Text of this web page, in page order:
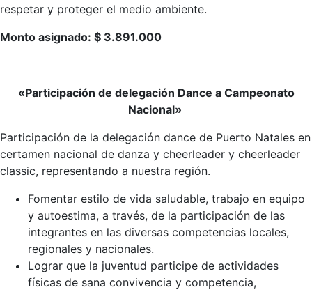
respetar y proteger el medio ambiente.
Monto asignado: $ 3.891.000
«Participación de delegación Dance a Campeonato
Nacional»
Participación de la delegación dance de Puerto Natales en
certamen nacional de danza y cheerleader y cheerleader
classic, representando a nuestra región.
Fomentar estilo de vida saludable, trabajo en equipo
y autoestima, a través, de la participación de las
integrantes en las diversas competencias locales,
regionales y nacionales.
Lograr que la juventud participe de actividades
físicas de sana convivencia y competencia,